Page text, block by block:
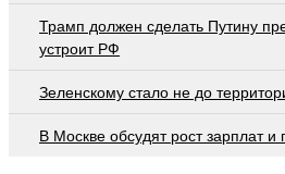
Трамп должен сделать Путину
устроит РФ
Зеленскому стало не до
В Москве обсудят рост зарплат и